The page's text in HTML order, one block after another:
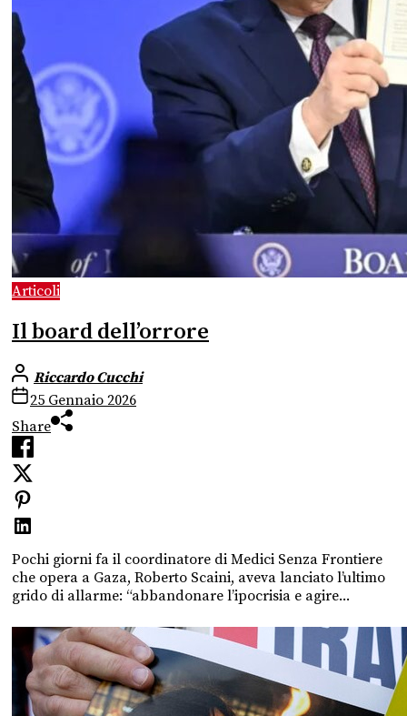
Articoli
Il board dell’orrore
Riccardo Cucchi
25 Gennaio 2026
Share
Pochi giorni fa il coordinatore di Medici Senza Frontiere
che opera a Gaza, Roberto Scaini, aveva lanciato l’ultimo
grido di allarme: “abbandonare l’ipocrisia e agire...